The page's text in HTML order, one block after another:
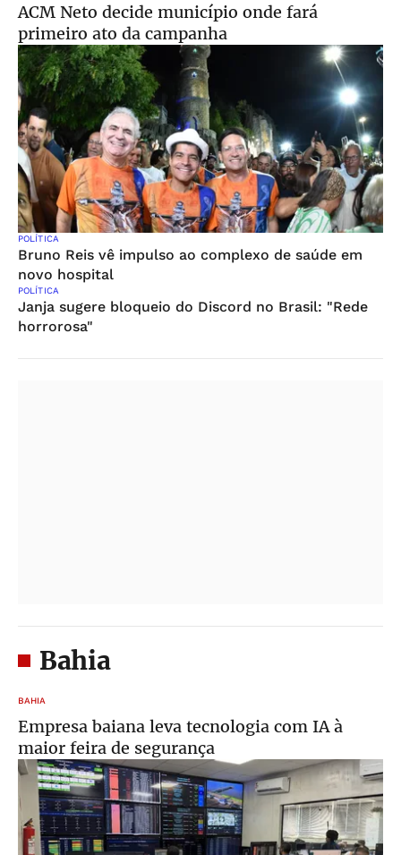
ACM Neto decide município onde fará
primeiro ato da campanha
POLÍTICA
Bruno Reis vê impulso ao complexo de saúde em
novo hospital
POLÍTICA
Janja sugere bloqueio do Discord no Brasil: "Rede
horrorosa"
Bahia
BAHIA
Empresa baiana leva tecnologia com IA à
maior feira de segurança